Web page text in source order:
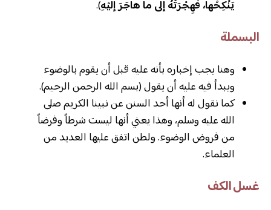
يَنْكِحُها، فَهِجْرَتُهُ إلى ما هاجَرَ إلَيْهِ).
البسملة
وهنا يجب إخباره بأنه عليه قبل أن يقوم بالوضوء
ويبدأ فيه عليه أن يقول (بسم الله الرحمن الرحيم).
كما نقول له أنها أحد السنن عن نبينا الكريم صلى
الله عليه وسلم، وهذا يعني أنها ليست شرطاً وفرضاً
من فروض الوضوء. ولطن اتفق عليها العديد من
العلماء.
غسل الكف